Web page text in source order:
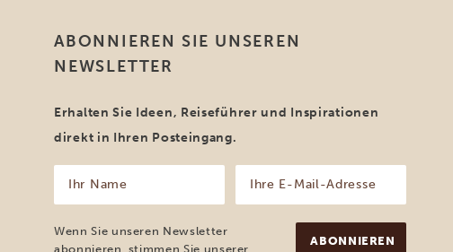
ABONNIEREN SIE UNSEREN
NEWSLETTER
Erhalten Sie Ideen, Reiseführer und Inspirationen
direkt in Ihren Posteingang.
Name
(erforderlich)
Mail-
(erforderlich)
Wenn Sie unseren Newsletter
abonnieren, stimmen Sie unserer